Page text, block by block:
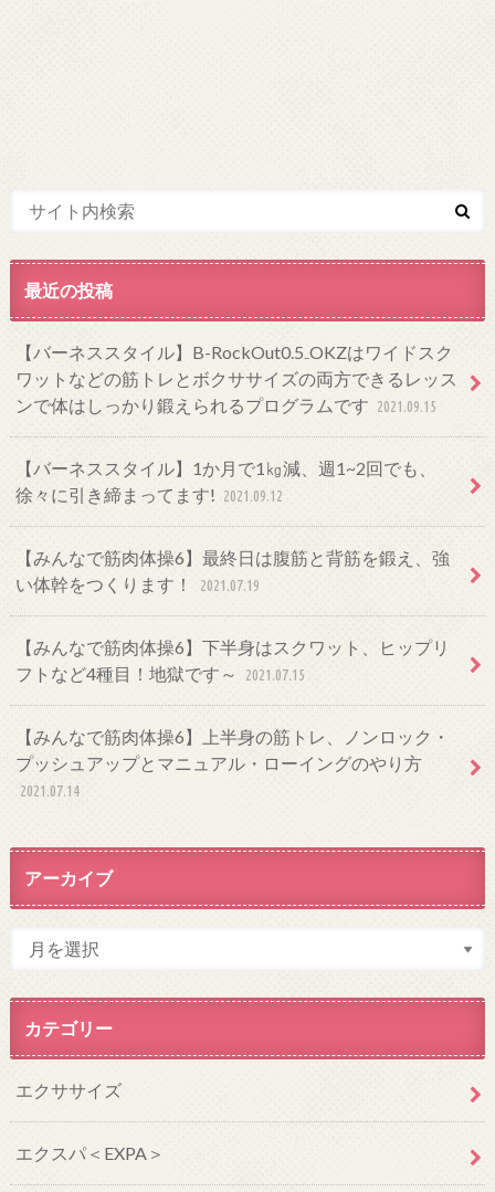
最近の投稿
【バーネススタイル】B-RockOut0.5₋OKZはワイドスク
ワットなどの筋トレとボクササイズの両方できるレッス
ンで体はしっかり鍛えられるプログラムです 2021.09.15
【バーネススタイル】1か月で1㎏減、週1~2回でも、
徐々に引き締まってます!
2021.09.12
【みんなで筋肉体操6】最終日は腹筋と背筋を鍛え、強
い体幹をつくります！
2021.07.19
【みんなで筋肉体操6】下半身はスクワット、ヒップリ
フトなど4種目！地獄です～
2021.07.15
【みんなで筋肉体操6】上半身の筋トレ、ノンロック・
プッシュアップとマニュアル・ローイングのやり方
2021.07.14
アーカイブ
カテゴリー
エクササイズ
エクスパ＜EXPA＞